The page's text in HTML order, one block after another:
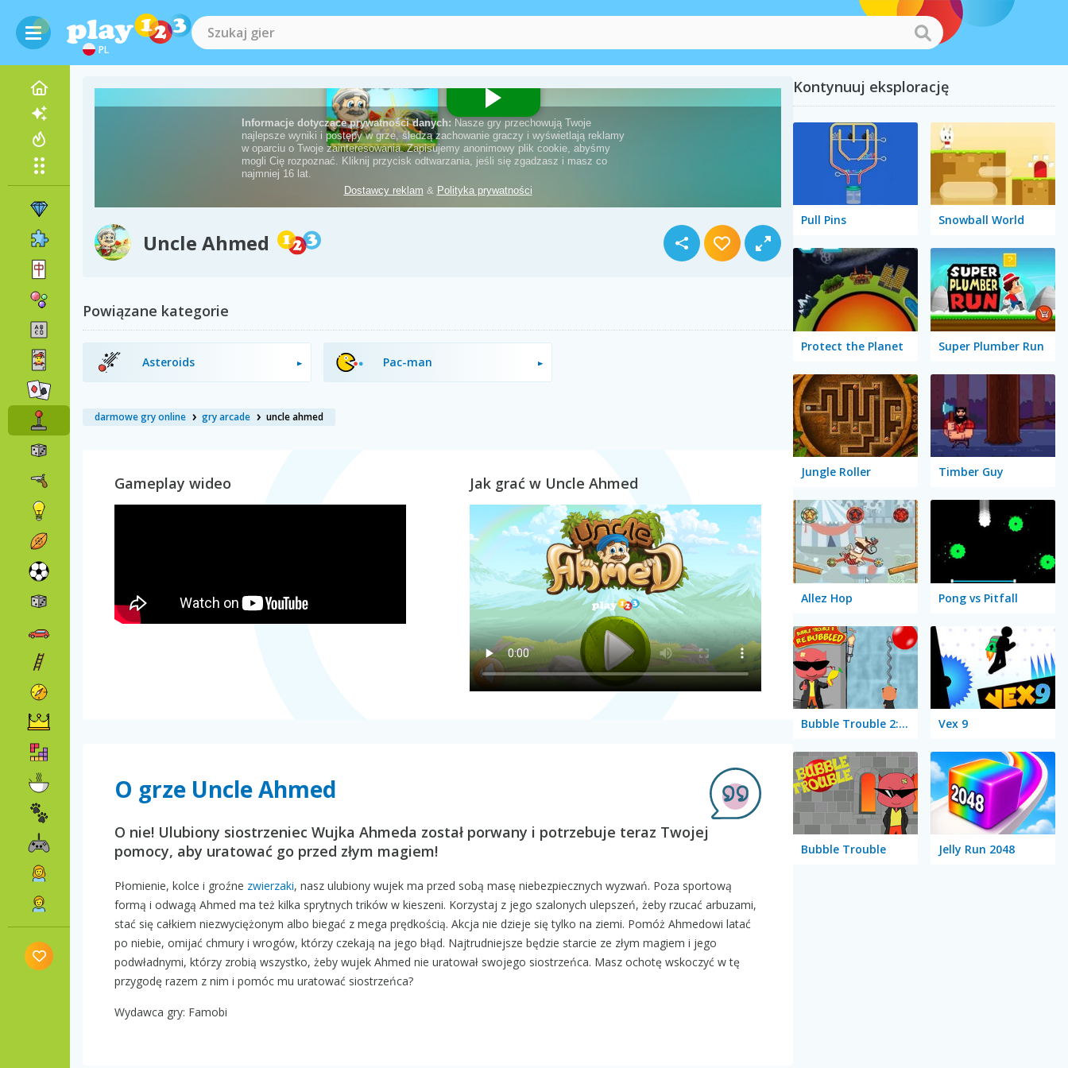
PL
Uncle Ahmed
Powiązane kategorie
Asteroids Pac-man
darmowe gry online gry arcade uncle ahmed
Gameplay wideo Jak grać w Uncle Ahmed
O grze Uncle Ahmed
O nie! Ulubiony siostrzeniec Wujka Ahmeda został porwany i potrzebuje teraz Twojej
pomocy, aby uratować go przed złym magiem!
Płomienie, kolce i groźne zwierzaki, nasz ulubiony wujek ma przed sobą masę niebezpiecznych wyzwań. Poza sportową
formą i odwagą Ahmed ma też kilka sprytnych trików w kieszeni. Korzystaj z jego szalonych ulepszeń, żeby rzucać arbuzami,
stać się całkiem niezwyciężonym albo biegać z mega prędkością. Akcja nie dzieje się tylko na ziemi. Pomóż Ahmedowi latać
po niebie, omijać chmury i wrogów, którzy czekają na jego błąd. Najtrudniejsze będzie starcie ze złym magiem i jego
podwładnymi, którzy zrobią wszystko, żeby wujek Ahmed nie uratował swojego siostrzeńca. Masz ochotę wskoczyć w tę
przygodę razem z nim i pomóc mu uratować siostrzeńca?
Wydawca gry: Famobi
Kontynuuj eksplorację
Pull Pins Snowball World
Protect the Planet Super Plumber Run
Jungle Roller Timber Guy
Allez Hop Pong vs Pitfall
Bubble Trouble 2: Rebubbled Vex 9
Bubble Trouble Jelly Run 2048